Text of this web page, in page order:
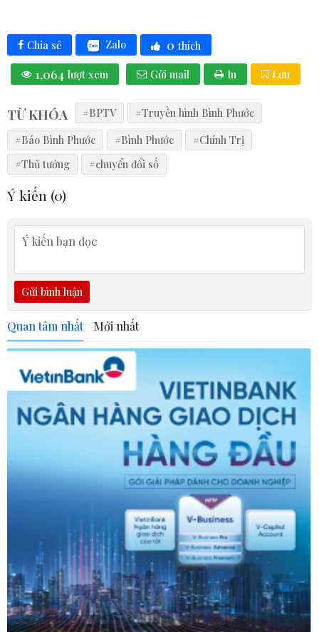
Chia sẻ Zalo 0 thích
1,064 lượt xem Gửi mail In Lưu
TỪ KHÓA #BPTV
#Truyền hình Bình Phước
#Báo Bình Phước
#Bình Phước
#Chính Trị
#Thủ tướng
#chuyển đổi số
Ý kiến (0)
Gửi bình luận
Quan tâm nhất Mới nhất